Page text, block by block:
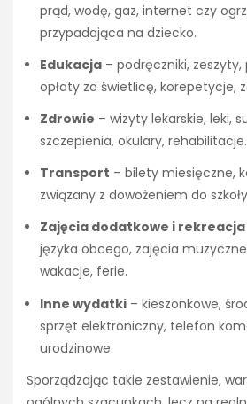
prąd, wodę, gaz, internet czy
przypadająca na dziecko.
Edukacja – podręczniki, zeszyty,
opłaty za świetlicę, korepetycje,
Zdrowie – wizyty lekarskie, leki,
szczepienia, okulary, rehabilitacje.
Transport – bilety miesięczne,
związany z dowożeniem do
Zajęcia dodatkowe i rekreacja
języka obcego, zajęcia
wakacje, ferie.
Inne wydatki – kieszonkowe,
sprzęt elektroniczny, telefon
urodzinowe.
Sporządzając takie zestawienie,